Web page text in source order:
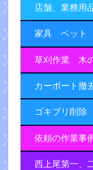
店舗、業務用
家具 ベット
草刈作業 木
カーポート
ゴキブリ削除
依頼の作業事
西上尾第一、